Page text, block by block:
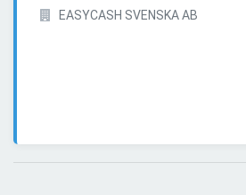
EASYCASH SVENSKA AB